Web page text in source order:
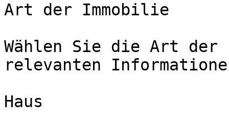
Art der Immobilie
Wählen Sie die Art
relevanten
Haus